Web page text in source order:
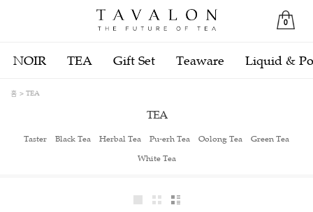
0
NOIR TEA Gift Set Teaware Liquid &
홈 TEA
TEA
Taster Black Tea Herbal Tea Pu-erh Tea Oolong Tea
Green Tea
White Tea